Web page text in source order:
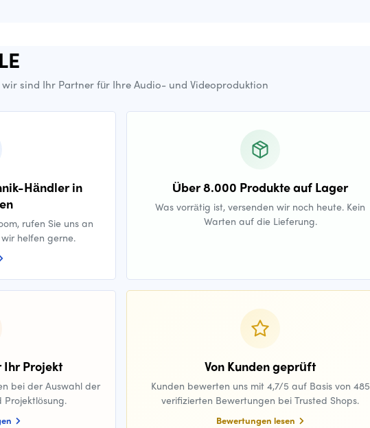
sind Ihr Partner für Ihre Audio- und Videoproduktion
Händler in
rufen Sie uns an
helfen gerne.
Über 8.000 Produkte auf Lager
Was vorrätig ist, versenden wir noch heute. Kein
Warten auf die Lieferung.
Projekt
bei der Auswahl der
Projektlösung.
Von Kunden geprüft
Kunden bewerten uns mit 4,7/5 auf Basis von 485
verifizierten Bewertungen bei Trusted Shops.
Bewertungen lesen